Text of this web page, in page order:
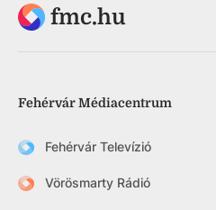
fmc.hu
Fehérvár Médiacentrum
Fehérvár Televízió
Vörösmarty Rádió